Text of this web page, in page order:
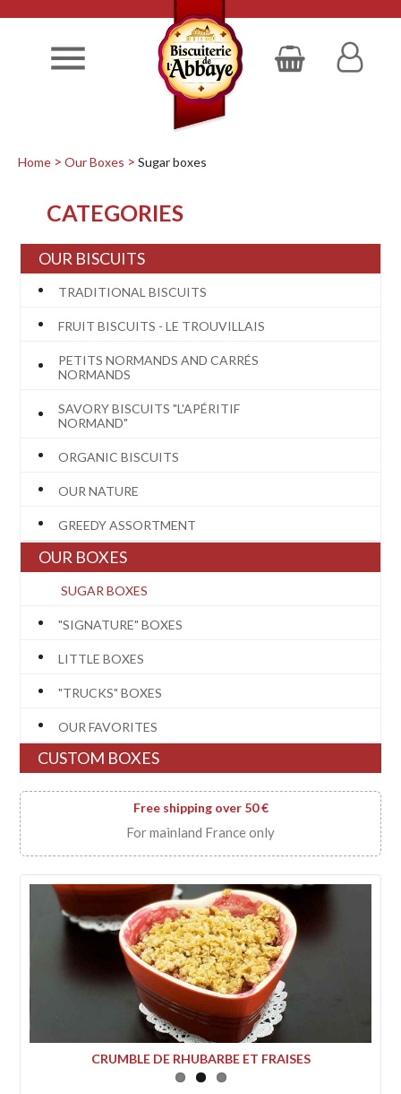

Home Our Boxes Sugar boxes
CATEGORIES
OUR BISCUITS
TRADITIONAL BISCUITS
FRUIT BISCUITS - LE TROUVILLAIS
PETITS NORMANDS AND CARRÉS
NORMANDS
SAVORY BISCUITS "L'APÉRITIF
NORMAND"
ORGANIC BISCUITS
OUR NATURE
GREEDY ASSORTMENT
OUR BOXES
SUGAR BOXES
"SIGNATURE" BOXES
LITTLE BOXES
"TRUCKS" BOXES
OUR FAVORITES
CUSTOM BOXES
Free shipping over 50 €
For mainland France only
MILLE FEUILLE PETITS NORMANDS NATURE